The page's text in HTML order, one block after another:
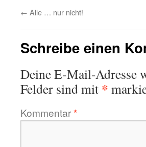
← Alle … nur nicht!
Schreibe einen
Deine E-Mail-Adresse
Felder sind mit *
Kommentar*